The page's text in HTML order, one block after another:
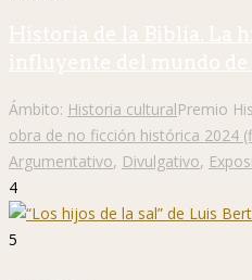
Historia de la Biblia. La
influyente del mundo de
Ámbito: Historia culturalPremio
obra de no ficción histórica 2024
Argumentativo, Divulgativo,
4
5